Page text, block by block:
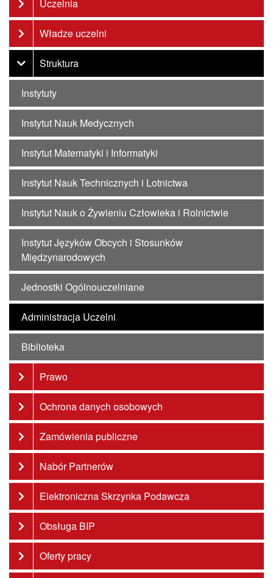
Uczelnia
Władze uczelni
Struktura
Instytuty
Instytut Nauk Medycznych
Instytut Matematyki i Informatyki
Instytut Nauk Technicznych i Lotnictwa
Instytut Nauk o Żywieniu Człowieka i Rolnictwie
Instytut Języków Obcych i Stosunków
Międzynarodowych
Jednostki Ogólnouczelniane
Administracja Uczelni
Biblioteka
Prawo
Ochrona danych osobowych
Zamówienia publiczne
Nabór Partnerów
Elektroniczna Skrzynka Podawcza
Obsługa BIP
Oferty pracy